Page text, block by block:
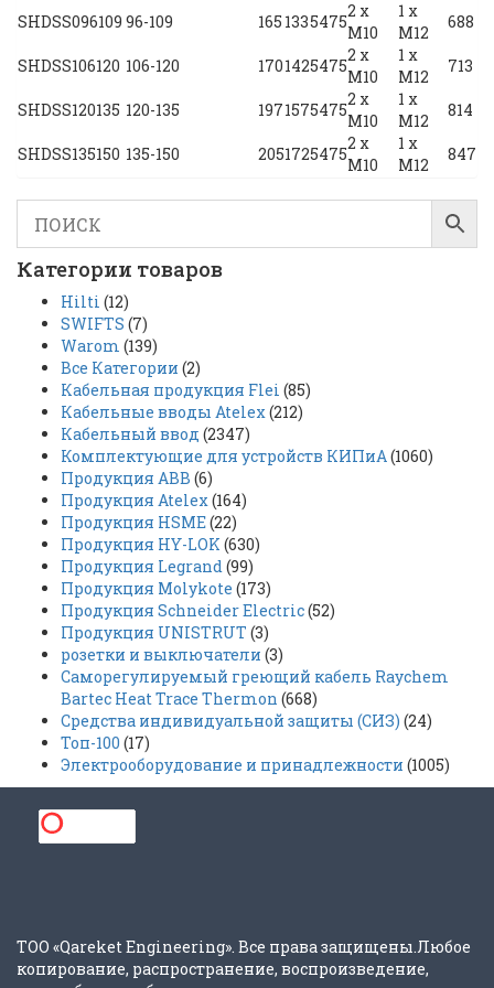
SHDSS096109 96-109 165 1335475
2 x
M10
1 x
M12
688
SHDSS106120 106-120 1701425475
2 x
M10
1 x
M12
713
SHDSS120135 120-135 1971575475
2 x
M10
1 x
M12
814
SHDSS135150 135-150 2051725475
2 x
M10
1 x
M12
847
Категории товаров
Hilti (12)
SWIFTS (7)
Warom (139)
Все Категории (2)
Кабельная продукция Flei (85)
Кабельные вводы Atelex(212)
Кабельный ввод (2347)
Комплектующие для устройств КИПиА(1060)
Продукция ABB (6)
Продукция Atelex(164)
Продукция HSME(22)
Продукция HY-LOK (630)
Продукция Legrand(99)
Продукция Molykote (173)
Продукция Schneider Electric(52)
Продукция UNISTRUT (3)
розетки и выключатели (3)
Саморегулируемый греющий кабель Raychem
Bartec Heat Trace Thermon (668)
Средства индивидуальной защиты (СИЗ) (24)
Топ-100 (17)
Электрооборудование и принадлежности (1005)
ТОО «Qareket Engineering». Все права защищены.Любое
копирование, распространение, воспроизведение,